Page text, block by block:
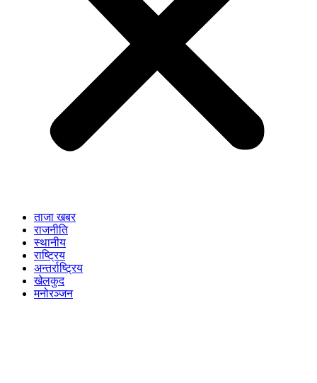
ताजा खबर
राजनीति
स्थानीय
राष्ट्रिय
अन्तर्राष्ट्रिय
खेलकुद
मनोरञ्जन